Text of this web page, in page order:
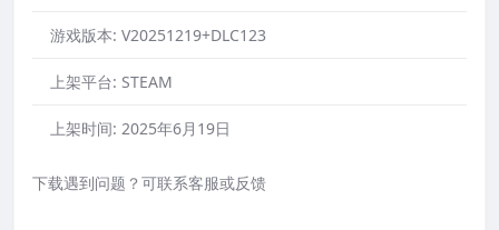
游戏版本: V20251219+DLC123
上架平台: STEAM
上架时间: 2025年6月19日
下载遇到问题？可联系客服或反馈